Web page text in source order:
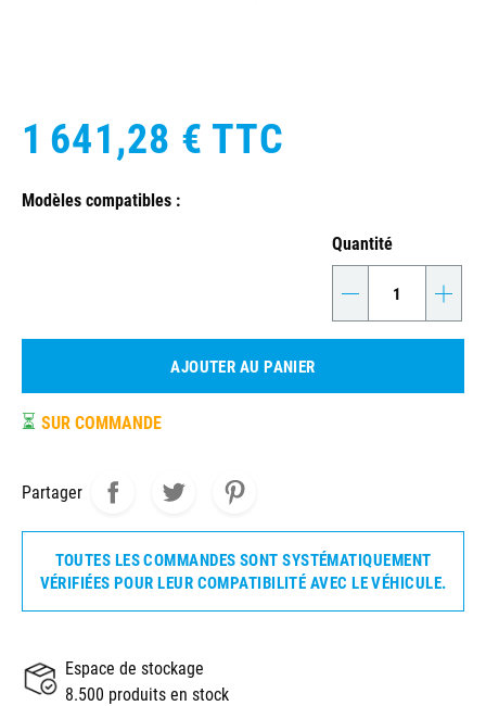
1 641,28 € TTC
Modèles compatibles :
Quantité
- +
AJOUTER AU PANIER
⏳ SUR COMMANDE
Partager
TOUTES LES COMMANDES SONT SYSTÉMATIQUEMENT
VÉRIFIÉES POUR LEUR COMPATIBILITÉ AVEC LE VÉHICULE.
Espace de stockage
8.500 produits en stock